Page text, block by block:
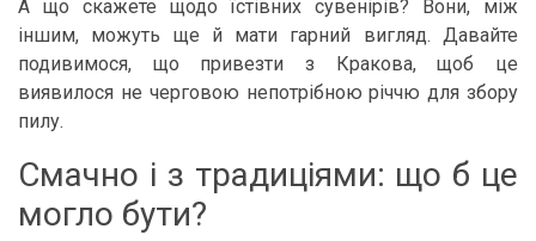
А що скажете щодо їстівних сувенірів? Вони, між
іншим, можуть ще й мати гарний вигляд. Давайте
подивимося, що привезти з Кракова, щоб це
виявилося не черговою непотрібною річчю для збору
пилу.
Смачно і з традиціями: що б це
могло бути?